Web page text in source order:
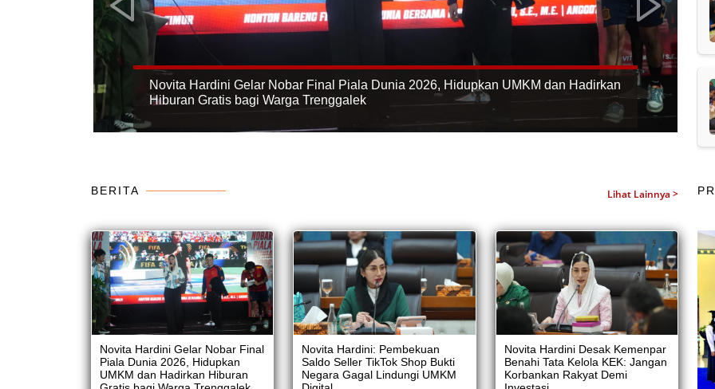
Novita Hardini Gelar Nobar Final Piala Dunia 2026, Hidupkan UMKM dan Hadirkan
Hiburan Gratis bagi Warga Trenggalek
BERITA Lihat Lainnya >
Novita Hardini Gelar Nobar Final
Piala Dunia 2026, Hidupkan
UMKM dan Hadirkan Hiburan
Novita Hardini: Pembekuan
Saldo Seller TikTok Shop Bukti
Negara Gagal Lindungi UMKM
Novita Hardini Desak Kemenpar
Benahi Tata Kelola KEK: Jangan
Korbankan Rakyat Demi
BANTUAN SOSIAL
Memberikan bantuan sosial kepada pasien operasi
bibir sumbing, Jawa Timur Minggu, (7/9/2025)